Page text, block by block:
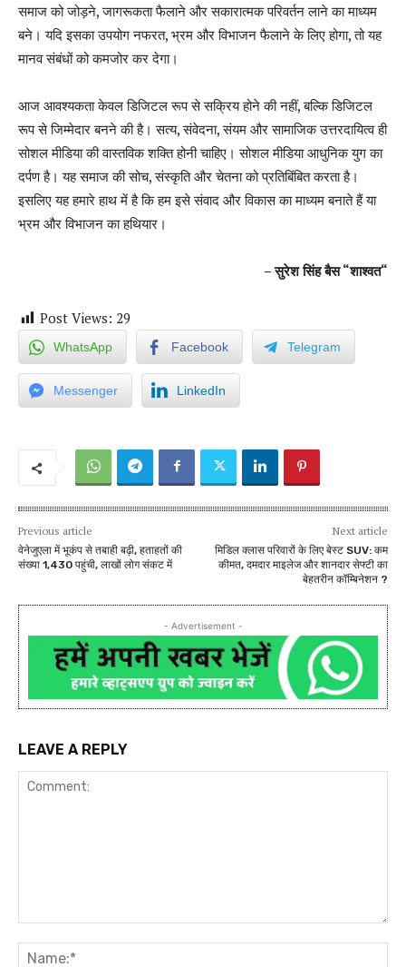
समाज को जोड़ने,जागरूकता फैलाने और सकारात्मक परिवर्तन लाने का माध्यम
बने। यदि इसका उपयोग नफरत, भ्रम और विभाजन फैलाने के लिए होगा,तो यह
मानव संबंधों को कमजोर कर देगा।
आज आवश्यकता केवल डिजिटल रूप से सक्रिय होने की नहीं,बल्कि डिजिटल
रूप से जिम्मेदार बनने की है। सत्य,संवेदना,संयम और सामाजिक उत्तरदायित्व ही
सोशल मीडिया की वास्तविक शक्ति होनी चाहिए। सोशल मीडिया आधुनिक युग का
दर्पण है। यह समाज की सोच,संस्कृति और चेतना को प्रतिबिंबित करता है।
इसलिए यह हमारे हाथ में है कि हम इसे संवाद और विकास का माध्यम बनाते हैं या
भ्रम और विभाजन का हथियार।
–सुरेश सिंह बैस“शाश्वत“
Post Views: 29
WhatsApp Facebook Telegram
Messenger LinkedIn
Previous article
वेनेजुएला में भूकंप से तबाही बढ़ी, हताहतों की
संख्या 1,430 पहुंची, लाखों लोग संकट में
Next article
मिडिल क्लास परिवारों के लिए बेस्ट SUV: कम
कीमत, दमदार माइलेज और शानदार सेफ्टी का
बेहतरीन कॉम्बिनेशन ?
- Advertisement -
LEAVE A REPLY